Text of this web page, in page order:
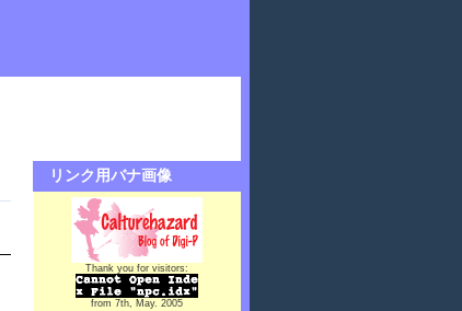
リンク用バナ画像
Thank you for visitors:
from 7th, May. 2005